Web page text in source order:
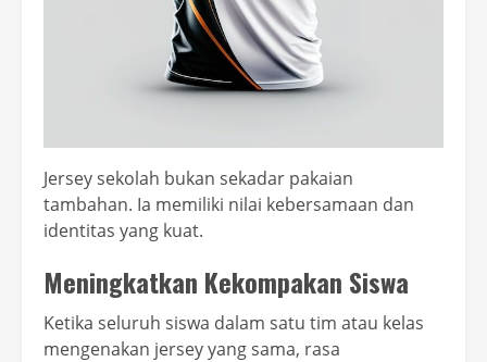
Jersey sekolah bukan sekadar pakaian
tambahan. Ia memiliki nilai kebersamaan dan
identitas yang kuat.
Meningkatkan Kekompakan Siswa
Ketika seluruh siswa dalam satu tim atau kelas
mengenakan jersey yang sama, rasa